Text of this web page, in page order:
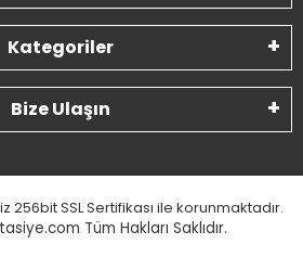
Kategoriler
Bize Ulaşın
256bit SSL Sertifikası ile korunmaktadır.
Tüm Hakları Saklıdır.